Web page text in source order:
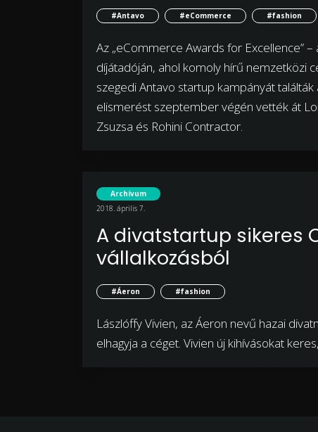
#Antavo #eCommerce #fashion
Az „eCommerce Awards for Excellence”
díjátadóján, ahol komoly hírű nemzetközi
szegedi Antavo startup kampányát
elismerést szeptember végén vették át
Zsuzsa és Rohini Contractor.
Archívum
2018. április 7.
A divatstartup sikeres
vállalkozásból
#Áeron #fashion
Lászlóffy Vivien, az Áeron nevű hazai
elhagyja a céget. Vivien új kihívásokat